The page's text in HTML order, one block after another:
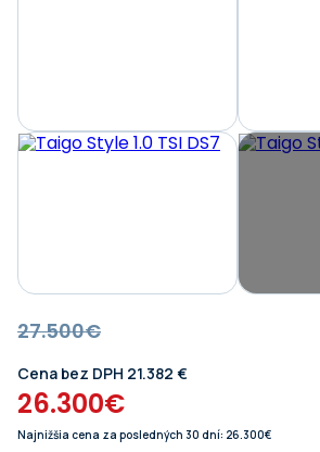
27.500€
Cena bez DPH 21.382 €
26.300€
Najnižšia cena za posledných 30 dní: 26.300€